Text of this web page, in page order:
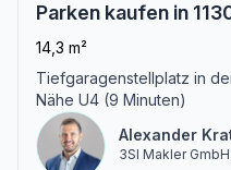
Parken kaufen in
14,3 m²
Tiefgaragenstellplatz in
Nähe U4 (9 Minuten)
Alexander
3SI Makler GmbH